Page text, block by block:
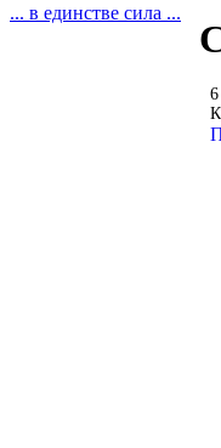
... в единстве сила ...